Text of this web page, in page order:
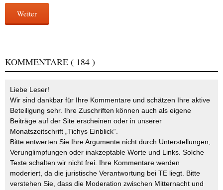
Weiter
KOMMENTARE ( 184 )
Liebe Leser!
Wir sind dankbar für Ihre Kommentare und schätzen Ihre aktive
Beteiligung sehr. Ihre Zuschriften können auch als eigene
Beiträge auf der Site erscheinen oder in unserer
Monatszeitschrift „Tichys Einblick“.
Bitte entwerten Sie Ihre Argumente nicht durch Unterstellungen,
Verunglimpfungen oder inakzeptable Worte und Links. Solche
Texte schalten wir nicht frei. Ihre Kommentare werden
moderiert, da die juristische Verantwortung bei TE liegt. Bitte
verstehen Sie, dass die Moderation zwischen Mitternacht und